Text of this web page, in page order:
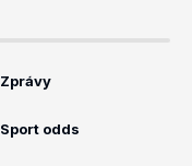
Zprávy
Sport odds